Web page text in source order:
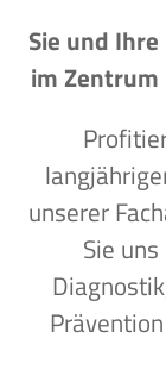
Sie und
im
unserer
Sie